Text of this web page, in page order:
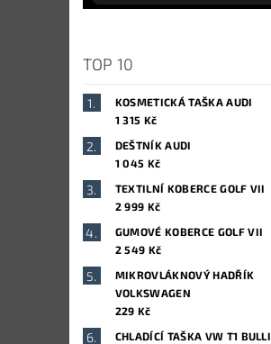
TOP 10
KOSMETICKÁ TAŠKA AUDI
1 315 Kč
DEŠTNÍK AUDI
1 045 Kč
TEXTILNÍ KOBERCE GOLF VII
2 999 Kč
GUMOVÉ KOBERCE GOLF VII
2 549 Kč
MIKROVLÁKNOVÝ HADŘÍK
VOLKSWAGEN
229 Kč
CHLADÍCÍ TAŠKA VW T1 BULLI